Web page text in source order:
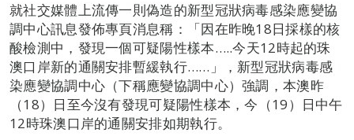
就社交媒體上流傳一則偽造的新型冠狀病毒感染應變協
調中心訊息發佈專頁消息稱：「因在昨晚18日採樣的核
酸檢測中，發現一個可疑陽性樣本…..今天12時起的珠
澳口岸新的通關安排暫緩執行……」，新型冠狀病毒感
染應變協調中心（下稱應變協調中心）強調，本澳昨
（18）日至今沒有發現可疑陽性樣本，今（19）日中午
12時珠澳口岸的通關安排如期執行。